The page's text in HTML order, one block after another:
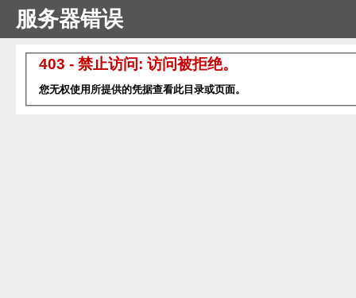
服务器错误
403 - 禁止访问: 访问被拒绝。
您无权使用所提供的凭据查看此目录或页面。